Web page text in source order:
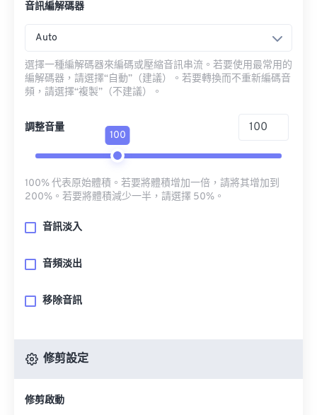
音訊編解碼器
Auto
選擇一種編解碼器來編碼或壓縮音訊串流。若要使用最常用的
編解碼器，請選擇“自動”（建議）。若要轉換而不重新編碼音
頻，請選擇“複製”（不建議）。
調整音量
100
100% 代表原始體積。若要將體積增加一倍，請將其增加到
200%。若要將體積減少一半，請選擇 50%。
音訊淡入
音頻淡出
移除音訊
修剪設定
修剪啟動